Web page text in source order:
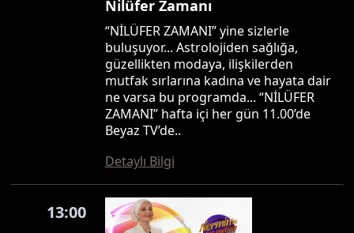
Nilüfer Zamanı
“NİLÜFER ZAMANI” yine sizlerle
buluşuyor... Astrolojiden sağlığa,
güzellikten modaya, ilişkilerden
mutfak sırlarına kadına ve hayata dair
ne varsa bu programda... “NİLÜFER
ZAMANI” hafta içi her gün 11.00’de
Beyaz TV’de..
Detaylı Bilgi
13:00